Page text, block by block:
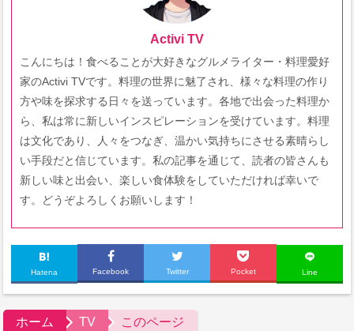
Activi TV
こんにちは！食べることが大好きなグルメライター・料理愛好
家のActivi TVです。料理の世界に魅了され、様々な料理の作り
方や味を探求する日々を送っています。各地で出会った料理か
ら、私は常に新しいインスピレーションを受けています。料理
は文化であり、人々をつなぎ、温かい気持ちにさせる素晴らし
い手段だと信じています。私の記事を通じて、読者の皆さんも
新しい味と出会い、楽しい食体験をしていただければ幸いで
す。どうぞよろしくお願いします！
Hatena Facebook Twitter Pocket Line
ホーム TV このページ